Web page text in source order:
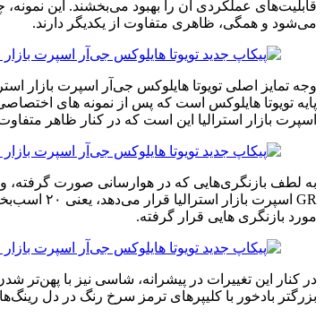
می‌شود و همگی، ظاهری متفاوت از یکدیگر دارند.
پایه تویوتا هایلوکس است که پس از نمونه های اختصاصی
اسپرت بازار استرالیا این است که در کنار ظاهر
مورد بازنگری هایی قرار گرفته.
در کنار این تغییرات در پیشرانه، شاسی نیز با پهن‌تر
بزرگتر بادخور با کلیپرهای ترمز سرخ رنگ در دل رینگ‌های ۱۷ اینچ آلومینیومی پوشش یافته با تایرهای چهار فصل آن